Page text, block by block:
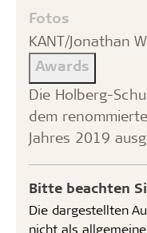
Fotos
KANT/Jonathan
Awards
Die Holberg-
dem
Jahres 2019
Bitte beachten
Die dargestellten
nicht als